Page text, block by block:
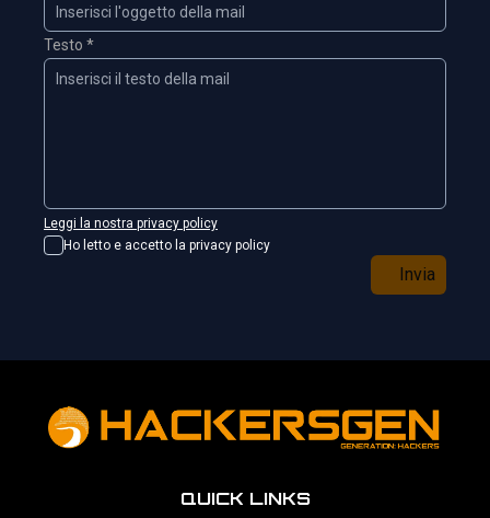
Testo *
Leggi la nostra privacy policy
Ho letto e accetto la privacy policy
Invia
QUICK LINKS